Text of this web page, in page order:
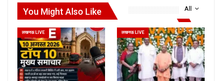
All
You Might Also Like
लखनऊ LIVE लखनऊ LIVE